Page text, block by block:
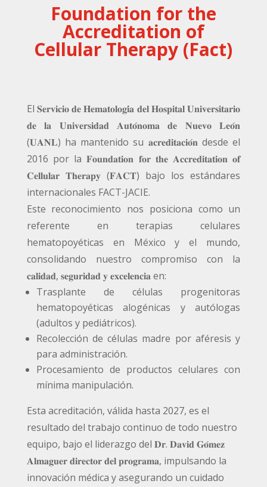
Foundation for the
Accreditation of
Cellular Therapy (Fact)
El 𝐒𝐞𝐫𝐯𝐢𝐜𝐢𝐨 𝐝𝐞 𝐇𝐞𝐦𝐚𝐭𝐨𝐥𝐨𝐠𝐢́𝐚 𝐝𝐞𝐥 𝐇𝐨𝐬𝐩𝐢𝐭𝐚𝐥 𝐔𝐧𝐢𝐯𝐞𝐫𝐬𝐢𝐭𝐚𝐫𝐢𝐨
𝐝𝐞 𝐥𝐚 𝐔𝐧𝐢𝐯𝐞𝐫𝐬𝐢𝐝𝐚𝐝 𝐀𝐮𝐭𝐨́𝐧𝐨𝐦𝐚 𝐝𝐞 𝐍𝐮𝐞𝐯𝐨 𝐋𝐞𝐨́𝐧
(𝐔𝐀𝐍𝐋) ha mantenido su 𝐚𝐜𝐫𝐞𝐝𝐢𝐭𝐚𝐜𝐢𝐨́𝐧 desde el
2016 por la 𝐅𝐨𝐮𝐧𝐝𝐚𝐭𝐢𝐨𝐧 𝐟𝐨𝐫 𝐭𝐡𝐞 𝐀𝐜𝐜𝐫𝐞𝐝𝐢𝐭𝐚𝐭𝐢𝐨𝐧 𝐨𝐟
𝐂𝐞𝐥𝐥𝐮𝐥𝐚𝐫 𝐓𝐡𝐞𝐫𝐚𝐩𝐲 (𝐅𝐀𝐂𝐓) bajo los estándares
internacionales FACT-JACIE.
Este reconocimiento nos posiciona como un
referente en terapias celulares
hematopoyéticas en México y el mundo,
consolidando nuestro compromiso con la
𝐜𝐚𝐥𝐢𝐝𝐚𝐝, 𝐬𝐞𝐠𝐮𝐫𝐢𝐝𝐚𝐝 𝐲 𝐞𝐱𝐜𝐞𝐥𝐞𝐧𝐜𝐢𝐚 en:
Trasplante de células progenitoras
hematopoyéticas alogénicas y autólogas
(adultos y pediátricos).
Recolección de células madre por aféresis y
para administración.
Procesamiento de productos celulares con
mínima manipulación.
Esta acreditación, válida hasta 2027, es el
resultado del trabajo continuo de todo nuestro
equipo, bajo el liderazgo del 𝐃𝐫. 𝐃𝐚𝐯𝐢𝐝 𝐆𝐨́𝐦𝐞𝐳
𝐀𝐥𝐦𝐚𝐠𝐮𝐞𝐫 𝐝𝐢𝐫𝐞𝐜𝐭𝐨𝐫 𝐝𝐞𝐥 𝐩𝐫𝐨𝐠𝐫𝐚𝐦𝐚, impulsando la
innovación médica y asegurando un cuidado